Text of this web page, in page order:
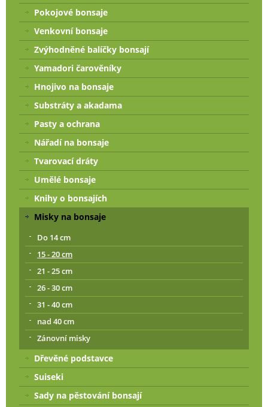
Pokojové bonsaje
Venkovní bonsaje
Zvýhodněné balíčky bonsají
Yamadori čarověníky
Hnojivo na bonsaje
Substráty a akadama
Pasty a ochrana
Nářadí na bonsaje
Tvarovací dráty
Umělé bonsaje
Knihy o bonsajích
Misky na bonsaje
Do 14 cm
15 - 20 cm
21 - 25 cm
26 - 30 cm
31 - 40 cm
nad 40 cm
Zánovní misky
Dřevěné podstavce
Suiseki
Sady na pěstování bonsají